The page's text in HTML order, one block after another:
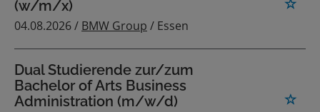
(w/m/x)
04.08.2026 / BMW Group / Essen
Dual Studierende zur/zum
Bachelor of Arts Business
Administration (m/w/d)